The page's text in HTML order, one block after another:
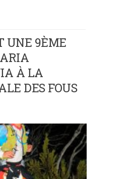
UNE 9ÈME
À LA
DES FOUS